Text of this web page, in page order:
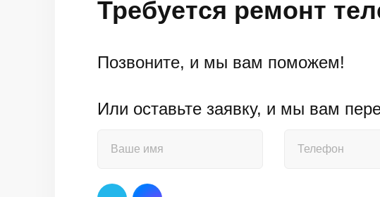
Требуется ремонт
Позвоните, и мы вам поможем!
Или оставьте заявку, и мы вам